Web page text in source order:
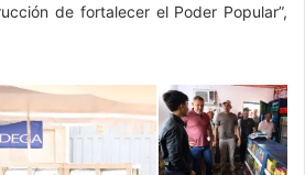
de fortalecer el Poder Popular”,